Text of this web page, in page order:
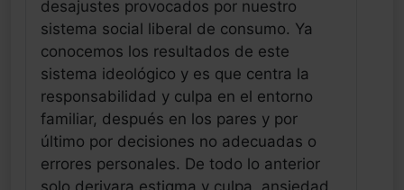
desajustes provocados por nuestro
sistema social liberal de consumo. Ya
conocemos los resultados de este
sistema ideológico y es que centra la
responsabilidad y culpa en el entorno
familiar, después en los pares y por
último por decisiones no adecuadas o
errores personales. De todo lo anterior
solo derivara estigma y culpa, ansiedad,